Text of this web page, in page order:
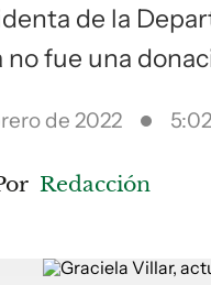
de la
no fue una
de 2022
Redacción